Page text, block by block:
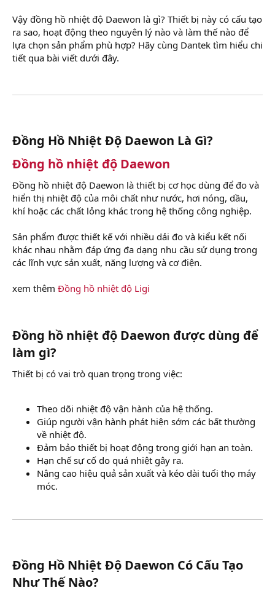
Vậy đồng hồ nhiệt độ Daewon là gì? Thiết bị này có cấu tạo
ra sao, hoạt động theo nguyên lý nào và làm thế nào để
lựa chọn sản phẩm phù hợp? Hãy cùng Dantek tìm hiểu chi
tiết qua bài viết dưới đây.
Đồng Hồ Nhiệt Độ Daewon Là Gì?​
Đồng hồ nhiệt độ Daewon
Đồng hồ nhiệt độ Daewon là thiết bị cơ học dùng để đo và
hiển thị nhiệt độ của môi chất như nước, hơi nóng, dầu,
khí hoặc các chất lỏng khác trong hệ thống công nghiệp.
Sản phẩm được thiết kế với nhiều dải đo và kiểu kết nối
khác nhau nhằm đáp ứng đa dạng nhu cầu sử dụng trong
các lĩnh vực sản xuất, năng lượng và cơ điện.
xem thêm Đồng hồ nhiệt độ Ligi
Đồng hồ nhiệt độ Daewon được dùng để
làm gì?​
Thiết bị có vai trò quan trọng trong việc:
Theo dõi nhiệt độ vận hành của hệ thống.
Giúp người vận hành phát hiện sớm các bất thường
về nhiệt độ.
Đảm bảo thiết bị hoạt động trong giới hạn an toàn.
Hạn chế sự cố do quá nhiệt gây ra.
Nâng cao hiệu quả sản xuất và kéo dài tuổi thọ máy
móc.
Đồng Hồ Nhiệt Độ Daewon Có Cấu Tạo
Như Thế Nào?​